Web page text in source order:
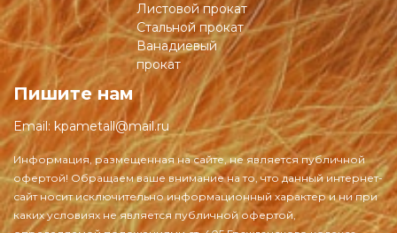
Листовой прокат
Стальной прокат
Ванадиевый
прокат
Пишите нам
Email: kpametall@mail.ru